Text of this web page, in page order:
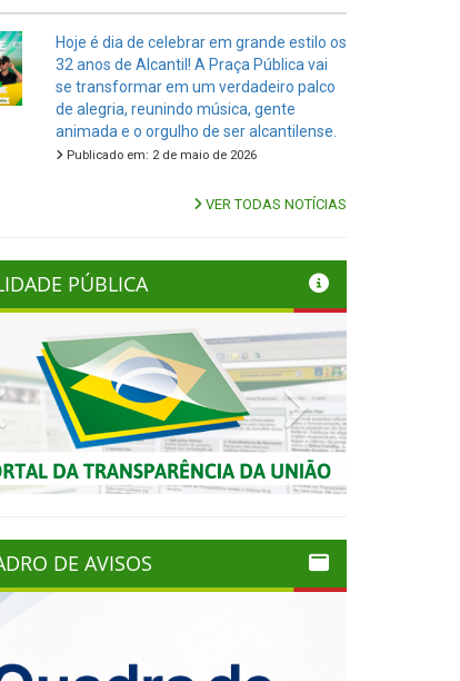
Hoje é dia de celebrar em grande estilo os
32 anos de Alcantil! A Praça Pública vai
se transformar em um verdadeiro palco
de alegria, reunindo música, gente
animada e o orgulho de ser alcantilense.
Publicado em: 2 de maio de 2026
VER TODAS NOTÍCIAS
PÚBLICA
Previous Next
DE AVISOS